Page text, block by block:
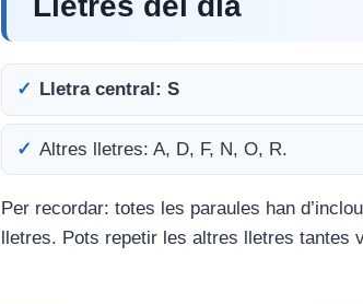
Lletra central: S
Altres lletres: A, D, F, N, O, R.
Per recordar: totes les paraules han
lletres. Pots repetir les altres lletres tantes